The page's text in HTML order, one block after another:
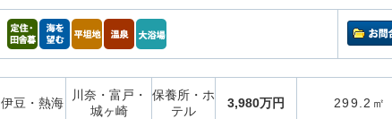
伊豆・熱海
川奈・富戸・
城ヶ崎
保養所・ホ
テル
3,980万円 299.2㎡